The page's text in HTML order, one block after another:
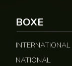
BOXE
INTERNATIONAL
NATIONAL